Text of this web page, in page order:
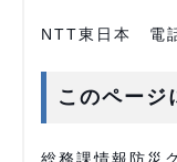
NTT東日本 電
このページ